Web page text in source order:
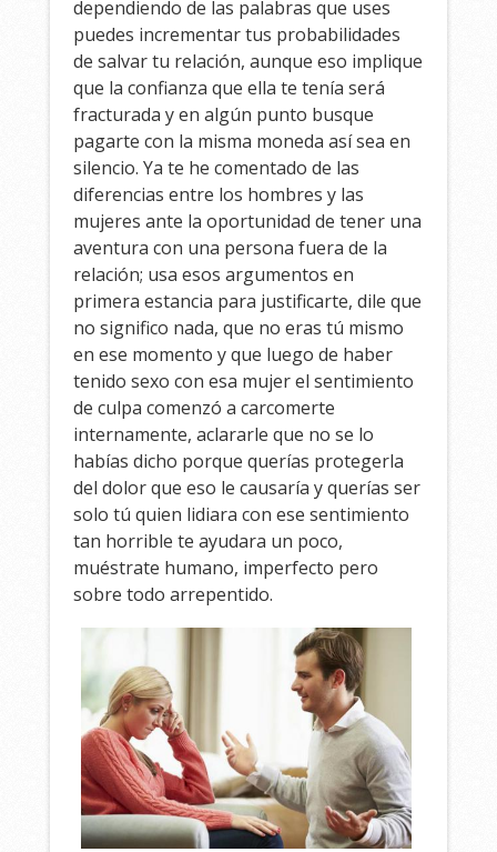
dependiendo de las palabras que uses
puedes incrementar tus probabilidades
de salvar tu relación, aunque eso implique
que la confianza que ella te tenía será
fracturada y en algún punto busque
pagarte con la misma moneda así sea en
silencio. Ya te he comentado de las
diferencias entre los hombres y las
mujeres ante la oportunidad de tener una
aventura con una persona fuera de la
relación; usa esos argumentos en
primera estancia para justificarte, dile que
no significo nada, que no eras tú mismo
en ese momento y que luego de haber
tenido sexo con esa mujer el sentimiento
de culpa comenzó a carcomerte
internamente, aclararle que no se lo
habías dicho porque querías protegerla
del dolor que eso le causaría y querías ser
solo tú quien lidiara con ese sentimiento
tan horrible te ayudara un poco,
muéstrate humano, imperfecto pero
sobre todo arrepentido.